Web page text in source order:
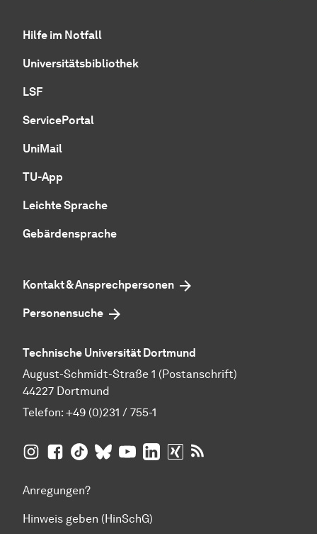
Hilfe im Notfall
Universitätsbibliothek
LSF
ServicePortal
UniMail
TU-App
Leichte Sprache
Gebärdensprache
Kontakt & Ansprechpersonen
Personensuche
Technische Universität Dortmund
August-Schmidt-Straße 1 (Postanschrift)
44227 Dortmund
Telefon: +49 (0)231 / 755-1
TU Dortmund aufInsta­gram
TU Dortmund auf Facebook
TU Dortmund auf TikTok
TU Dortmund auf BlueSky
TU Dortmund auf YouTube
TU Dortmund auf LinkedIn
TU Dortmund auf XING
Anregungen?
Hinweis geben (HinSchG)